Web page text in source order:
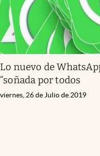
Lo nuevo de
“soñada por todos
viernes, 26 de Julio de 2019